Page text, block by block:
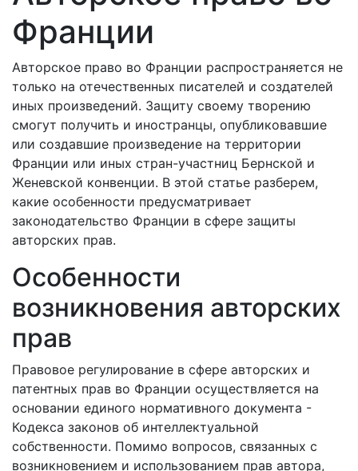
Франции
Авторское право во Франции распространяется не
только на отечественных писателей и создателей
иных произведений. Защиту своему творению
смогут получить и иностранцы, опубликовавшие
или создавшие произведение на территории
Франции или иных стран-участниц Бернской и
Женевской конвенции. В этой статье разберем,
какие особенности предусматривает
законодательство Франции в сфере защиты
авторских прав.
Особенности
возникновения авторских
прав
Правовое регулирование в сфере авторских и
патентных прав во Франции осуществляется на
основании единого нормативного документа -
Кодекса законов об интеллектуальной
собственности. Помимо вопросов, связанных с
возникновением и использованием прав автора,